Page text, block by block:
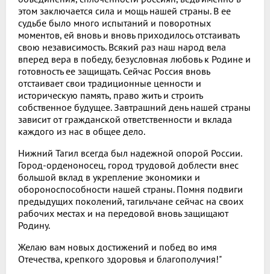
этом заключается сила и мощь нашей страны. В ее
судьбе было много испытаний и поворотных
моментов, ей вновь и вновь приходилось отстаивать
свою независимость. Всякий раз наш народ вела
вперед вера в победу, безусловная любовь к Родине и
готовность ее защищать. Сейчас Россия вновь
отстаивает свои традиционные ценности и
историческую память, право жить и строить
собственное будущее. Завтрашний день нашей страны
зависит от гражданской ответственности и вклада
каждого из нас в общее дело.
Нижний Тагил всегда был надежной опорой России.
Город-орденоносец, город трудовой доблести внес
большой вклад в укрепление экономики и
обороноспособности нашей страны. Помня подвиги
предыдущих поколений, тагильчане сейчас на своих
рабочих местах и на передовой вновь защищают
Родину.
Желаю вам новых достижений и побед во имя
Отечества, крепкого здоровья и благополучия!"